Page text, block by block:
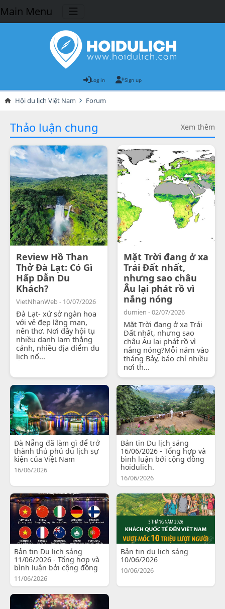
Main Menu
Log in Sign up
Hội du lịch Việt Nam Forum
Thảo luận chung Xem thêm
Review Hồ Than
Thở Đà Lạt: Có Gì
Hấp Dẫn Du
Khách?
VietNhanWeb - 10/07/2026
Đà Lạt- xứ sở ngàn hoa
với vẻ đẹp lãng mạn,
nên thơ. Nơi đây hội tụ
nhiều danh lam thắng
cảnh, nhiều địa điểm du
lịch nổ...
Mặt Trời đang ở xa
Trái Đất nhất,
nhưng sao châu
Âu lại phát rồ vì
nắng nóng
dumien - 02/07/2026
Mặt Trời đang ở xa Trái
Đất nhất, nhưng sao
châu Âu lại phát rồ vì
nắng nóng?Mỗi năm vào
tháng Bảy, báo chí nhiều
nơi th...
Đà Nẵng đã làm gì để trở
thành thủ phủ du lịch sự
kiện của Việt Nam
16/06/2026
Bản tin Du lịch sáng
16/06/2026 - Tổng hợp và
bình luận bởi cộng đồng
hoidulich.
16/06/2026
Bản tin Du lịch sáng
11/06/2026 - Tổng hợp và
bình luận bởi cộng đồng
11/06/2026
Bản tin du lịch sáng
10/06/2026
10/06/2026